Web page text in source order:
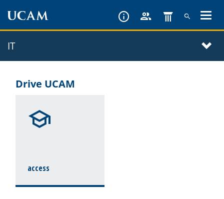
content
IT
Drive UCAM
access